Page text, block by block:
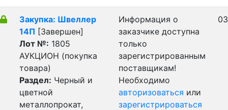
Закупка: Швеллер
14П [Завершен]
Лот №: 1805
АУКЦИОН (покупка
товара)
Раздел: Черный и
цветной
металлопрокат,
Информация о
заказчике доступна
только
зарегистрированным
поставщикам!
Необходимо
авторизоваться или
зарегистрироваться